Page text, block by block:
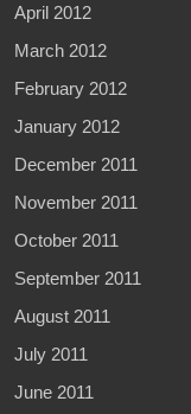
April 2012
March 2012
February 2012
January 2012
December 2011
November 2011
October 2011
September 2011
August 2011
July 2011
June 2011